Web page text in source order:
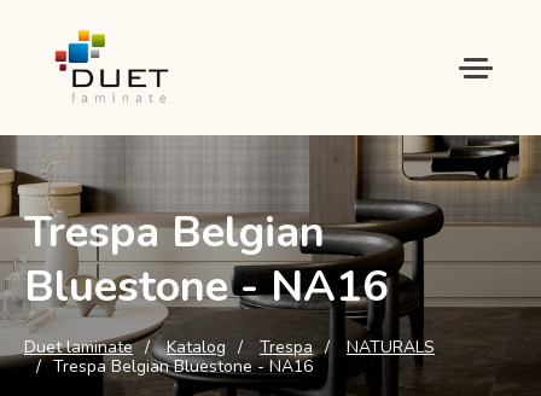
Trespa Belgian
Bluestone - NA16
Duet laminate Katalog Trespa
NATURALS
Trespa Belgian Bluestone - NA16